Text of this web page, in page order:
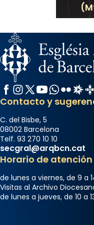
Facebook
Instagram
X / Twitter
YouTube
WhatsApp
Flickr
Contacto y
C. del Bisbe, 5
08002 Barcelona
Telf. 93 270 10 10
secgral@arqbcn.cat
Horario de
de lunes a viernes, de 9 a
Visitas al Archivo
de lunes a jueves, de 10 a